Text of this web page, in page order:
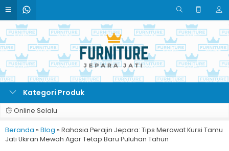
Kategori Produk
Online Selalu
Beranda » Blog » Rahasia Perajin Jepara: Tips Merawat Kursi Tamu
Jati Ukiran Mewah Agar Tetap Baru Puluhan Tahun